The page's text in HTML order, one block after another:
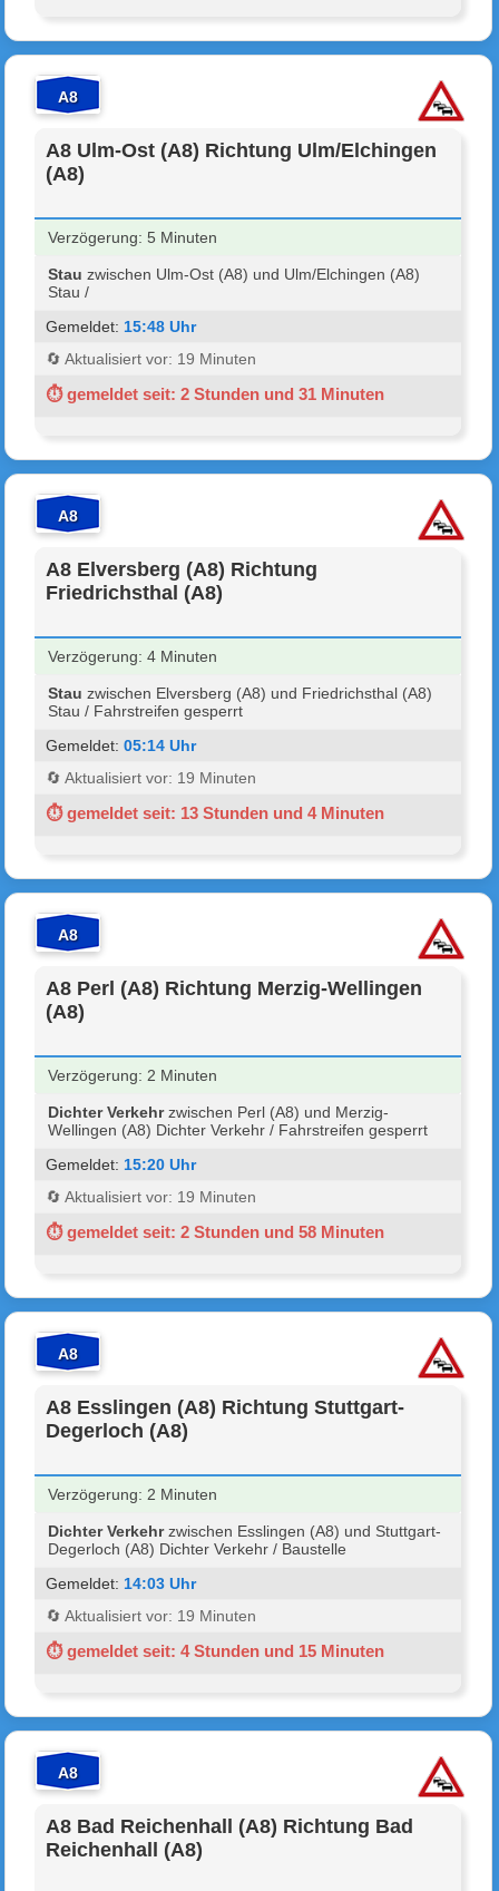
A8
A8 Ulm-Ost (A8) Richtung Ulm/Elchingen
(A8)
Verzögerung: 5 Minuten
Stau zwischen Ulm-Ost (A8) und Ulm/Elchingen (A8)
Stau /
Gemeldet: 15:48 Uhr
🔄 Aktualisiert vor: 19 Minuten
⏱ gemeldet seit: 2 Stunden und 31 Minuten
A8
A8 Elversberg (A8) Richtung
Friedrichsthal (A8)
Verzögerung: 4 Minuten
Stau zwischen Elversberg (A8) und Friedrichsthal (A8)
Stau / Fahrstreifen gesperrt
Gemeldet:05:14 Uhr
🔄 Aktualisiert vor: 19 Minuten
⏱ gemeldet seit: 13 Stunden und 4 Minuten
A8
A8 Perl (A8) Richtung Merzig-Wellingen
(A8)
Verzögerung: 2 Minuten
Dichter Verkehrzwischen Perl (A8) und Merzig-
Wellingen (A8) Dichter Verkehr / Fahrstreifen gesperrt
Gemeldet: 15:20 Uhr
🔄 Aktualisiert vor: 19 Minuten
⏱ gemeldet seit: 2 Stunden und 58 Minuten
A8
A8 Esslingen (A8) Richtung Stuttgart-
Degerloch (A8)
Verzögerung: 2 Minuten
Dichter Verkehrzwischen Esslingen (A8) und Stuttgart-
Degerloch (A8) Dichter Verkehr / Baustelle
Gemeldet: 14:03 Uhr
🔄 Aktualisiert vor: 19 Minuten
⏱ gemeldet seit: 4 Stunden und 15 Minuten
A8
A8 Bad Reichenhall (A8) Richtung Bad
Reichenhall (A8)